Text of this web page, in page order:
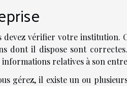
devez vérifier votre institution.
dont il dispose sont
relatives à son
gérez, il existe un ou